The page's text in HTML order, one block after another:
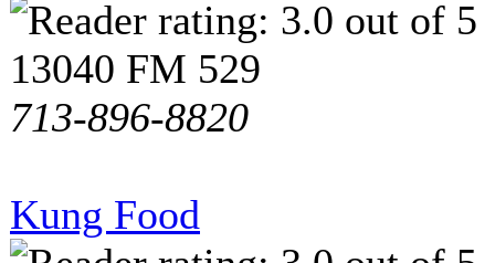
13040 FM 529
713-896-8820
Kung Food